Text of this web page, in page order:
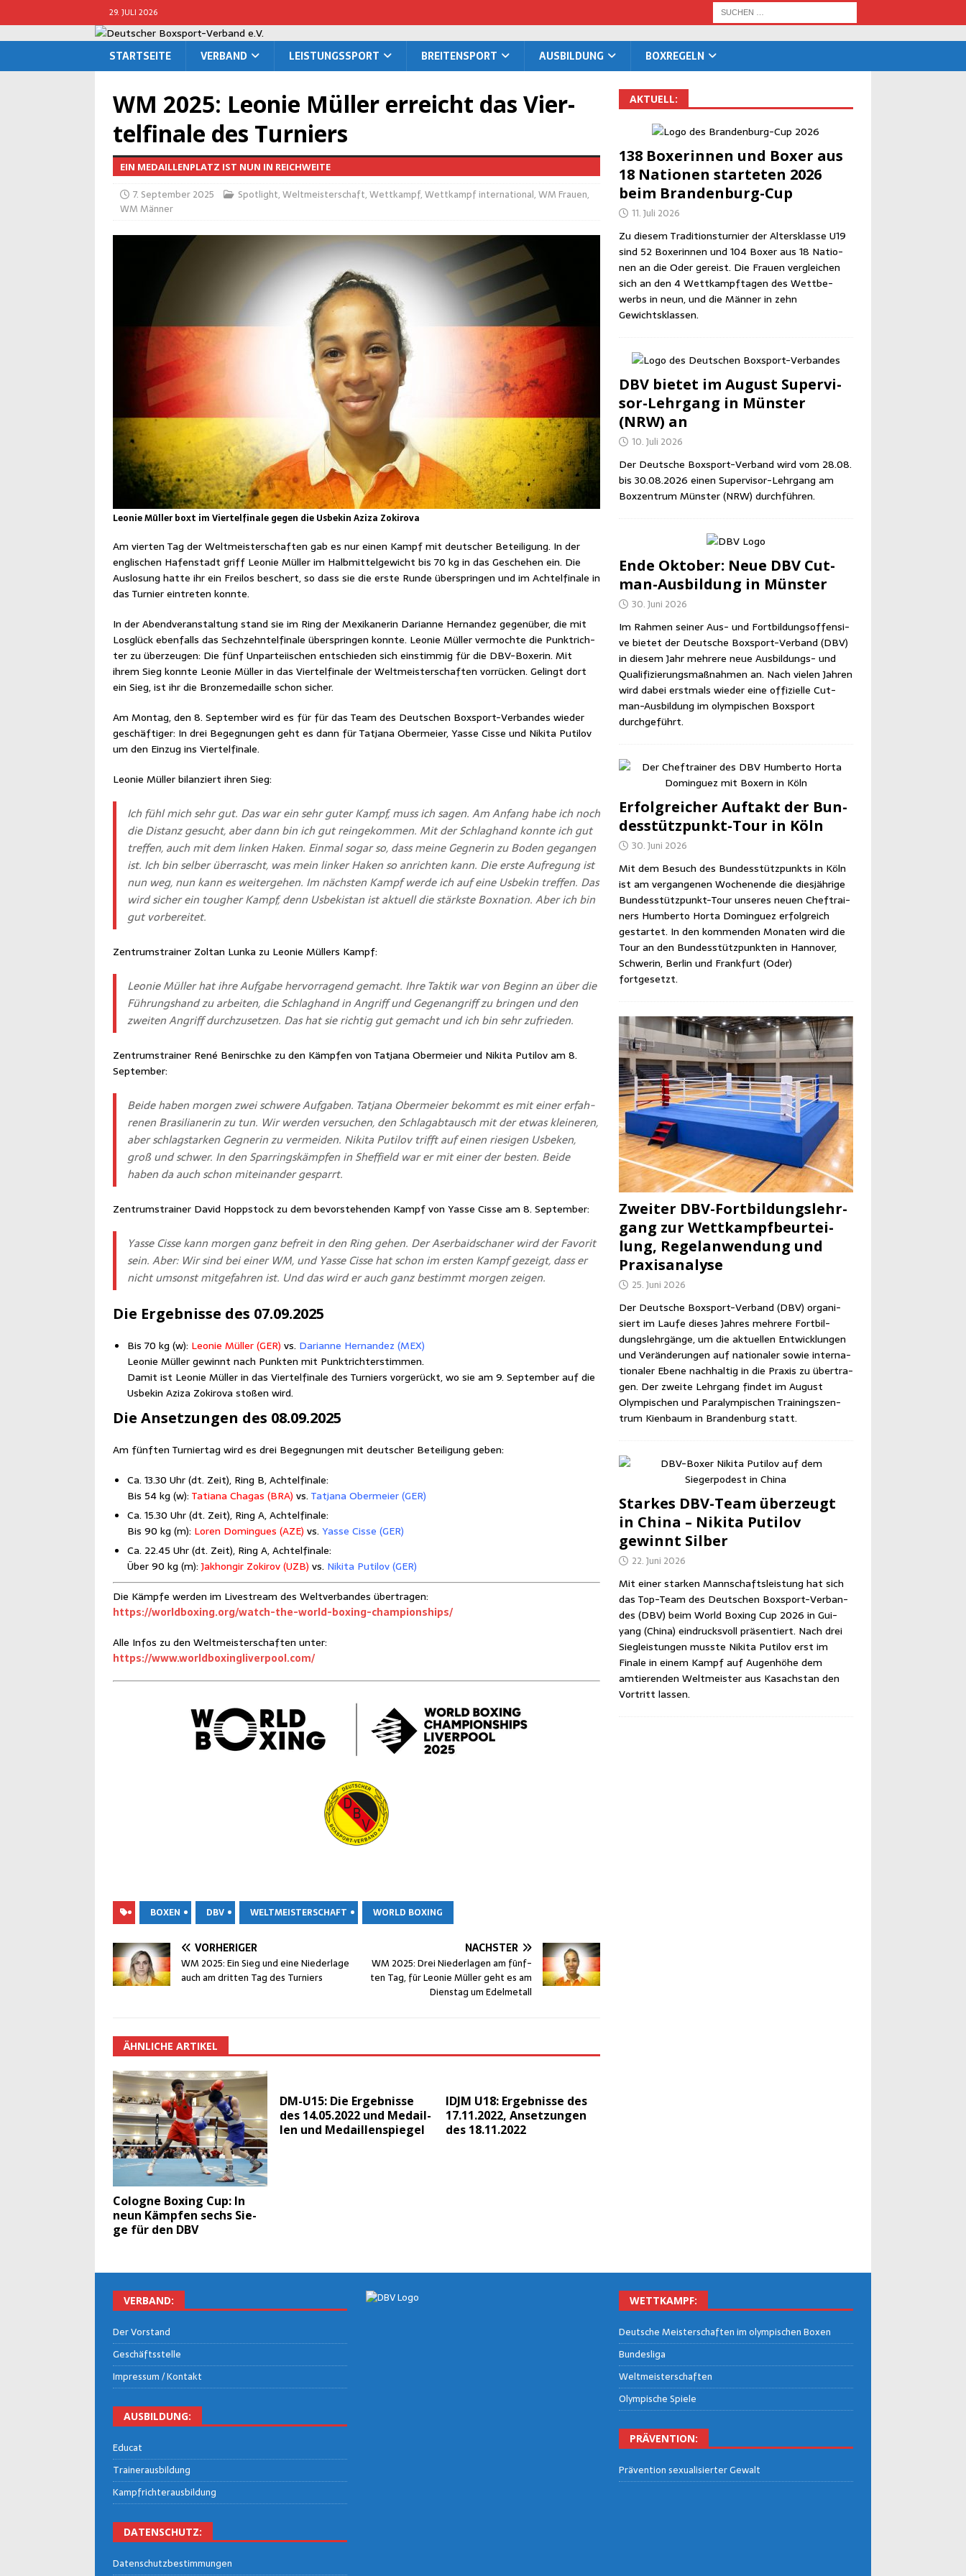
29. JULI 2026
START­SEI­TE VER­BAND LEIS­TUNGS­SPORT BREI­TEN­SPORT AUS­BIL­DUNG BOX­RE­GELN
WM 2025: Leo­nie Mül­ler erreicht das Vier­
tel­fi­na­le des Turniers
EIN MEDAILLENPLATZ IST NUN IN REICHWEITE
7. September 2025 Spotlight,Weltmeisterschaft,Wettkampf,Wettkampf international,WM Frauen,
WM Männer
Leonie Müller boxt im Viertelfinale gegen die Usbekin Aziza Zokirova
Am vier­ten Tag der Welt­meis­ter­schaf­ten gab es nur einen Kampf mit deut­scher Betei­li­gung. In der
eng­li­schen Hafen­stadt griff Leo­nie Mül­ler im Halb­mit­tel­ge­wicht bis 70 kg in das Gesche­hen ein. Die
Aus­lo­sung hat­te ihr ein Frei­los beschert, so dass sie die ers­te Run­de über­sprin­gen und im Ach­tel­fi­na­le in
das Tur­nier ein­tre­ten konnte.
In der Abend­ver­an­stal­tung stand sie im Ring der Mexi­ka­ne­rin Dari­an­ne Her­nan­dez gegen­über, die mit
Los­glück eben­falls das Sech­zehn­tel­fi­na­le über­sprin­gen konn­te. Leo­nie Mül­ler ver­moch­te die Punkt­rich­
ter zu über­zeu­gen: Die fünf Unpar­tei­ischen ent­schie­den sich ein­stim­mig für die DBV-Boxe­rin. Mit
ihrem Sieg konn­te Leo­nie Mül­ler in das Vier­tel­fi­na­le der Welt­meis­ter­schaf­ten vor­rü­cken. Gelingt dort
ein Sieg, ist ihr die Bron­ze­me­dail­le schon sicher.
Am Mon­tag, den 8. Sep­tem­ber wird es für für das Team des Deut­schen Box­sport-Ver­ban­des wie­der
geschäf­ti­ger: In drei Begeg­nun­gen geht es dann für Tat­ja­na Ober­mei­er, Yas­se Cis­se und Niki­ta Puti­l­ov
um den Ein­zug ins Viertelfinale.
Leo­nie Mül­ler bilan­ziert ihren Sieg:
Ich fühl mich sehr gut. Das war ein sehr guter Kampf, muss ich sagen. Am Anfang habe ich noch
die Distanz gesucht, aber dann bin ich gut rein­ge­kom­men. Mit der Schlag­hand konn­te ich gut
tref­fen, auch mit dem lin­ken Haken. Ein­mal sogar so, dass mei­ne Geg­ne­rin zu Boden gegan­gen
ist. Ich bin sel­ber über­rascht, was mein lin­ker Haken so anrich­ten kann. Die ers­te Auf­re­gung ist
nun weg, nun kann es wei­ter­ge­hen. Im nächs­ten Kampf wer­de ich auf eine Usbe­kin tref­fen. Das
wird sicher ein toug­her Kampf, denn Usbe­ki­stan ist aktu­ell die stärks­te Box­na­ti­on. Aber ich bin
gut vorbereitet.
Zen­trums­trai­ner Zol­tan Lun­ka zu Leo­nie Mül­lers Kampf:
Leo­nie Mül­ler hat ihre Auf­ga­be her­vor­ra­gend gemacht. Ihre Tak­tik war von Beginn an über die
Füh­rungs­hand zu arbei­ten, die Schlag­hand in Angriff und Gegen­an­griff zu brin­gen und den
zwei­ten Angriff durch­zu­set­zen. Das hat sie rich­tig gut gemacht und ich bin sehr zufrieden.
Zen­trums­trai­ner René Benirsch­ke zu den Kämp­fen von Tat­ja­na Ober­mei­er und Niki­ta Puti­l­ov am 8.
September:
Bei­de haben mor­gen zwei schwe­re Auf­ga­ben. Tat­ja­na Ober­mei­er bekommt es mit einer erfah­
re­nen Bra­si­lia­ne­rin zu tun. Wir wer­den ver­su­chen, den Schlag­ab­tausch mit der etwas klei­ne­ren,
aber schlag­star­ken Geg­ne­rin zu ver­mei­den. Niki­ta Puti­l­ov trifft auf einen rie­si­gen Usbe­ken,
groß und schwer. In den Spar­rings­kämp­fen in Shef­field war er mit einer der bes­ten. Bei­de
haben da auch schon mit­ein­an­der gesparrt.
Zen­trums­trai­ner David Hopp­stock zu dem bevor­ste­hen­den Kampf von Yas­se Cis­se am 8. September:
Yas­se Cis­se kann mor­gen ganz befreit in den Ring gehen. Der Aser­bai­dscha­ner wird der Favo­rit
sein. Aber: Wir sind bei einer WM, und Yas­se Cis­se hat schon im ers­ten Kampf gezeigt, dass er
nicht umsonst mit­ge­fah­ren ist. Und das wird er auch ganz bestimmt mor­gen zeigen.
Die Ergeb­nis­se des 07.09.2025
Bis 70 kg (w): Leo­nie Mül­ler (GER) vs. Dari­an­ne Her­nan­dez (MEX)
Leo­nie Mül­ler gewinnt nach Punk­ten mit Punktrichterstimmen.
Damit ist Leo­nie Mül­ler in das Vier­tel­fi­na­le des Tur­niers vor­ge­rückt, wo sie am 9. Sep­tem­ber auf die
Usbe­kin Azi­za Zoki­ro­va sto­ßen wird.
Die Anset­zun­gen des 08.09.2025
Am fünf­ten Tur­nier­tag wird es drei Begeg­nun­gen mit deut­scher Betei­li­gung geben:
Ca. 13.30 Uhr (dt. Zeit), Ring B, Achtelfinale:
Bis 54 kg (w): Tatia­na Cha­gas (BRA) vs. Tat­ja­na Ober­mei­er (GER)
Ca. 15.30 Uhr (dt. Zeit), Ring A, Achtelfinale:
Bis 90 kg (m): Loren Dom­in­gues (AZE) vs. Yas­se Cis­se (GER)
Ca. 22.45 Uhr (dt. Zeit), Ring A, Achtelfinale:
Über 90 kg (m):Jakhon­gir Zoki­rov (UZB) vs. Niki­ta Puti­l­ov (GER)
Die Kämp­fe wer­den im Live­stream des Welt­ver­ban­des übertragen:
https://worldboxing.org/watch-the-world-boxing-championships/
Alle Infos zu den Welt­meis­ter­schaf­ten unter:
https://www.worldboxingliverpool.com/
BOXEN DBV WELTMEISTERSCHAFT WORLD BOXING
VORHERIGER
WM 2025: Ein Sieg und eine Nie­der­la­ge
auch am drit­ten Tag des Turniers
NÄCHSTER
WM 2025: Drei Nie­der­la­gen am fünf­
ten Tag, für Leo­nie Mül­ler geht es am
Diens­tag um Edelmetall
ÄHNLICHE ARTIKEL
Colo­gne Boxing Cup: In
neun Kämp­fen sechs Sie­
ge für den DBV
DM-U15: Die Ergeb­nis­se
des 14.05.2022 und Medail­
len und Medaillenspiegel
IDJM U18: Ergeb­nis­se des
17.11.2022, Anset­zun­gen
des 18.11.2022
AKTU­ELL:
138 Boxe­rin­nen und Boxer aus
18 Natio­nen star­te­ten 2026
beim Brandenburg-Cup
11. Juli 2026
Zu die­sem Tra­di­ti­ons­tur­nier der Alters­klas­se U19
sind 52 Boxe­rin­nen und 104 Boxer aus 18 Natio­
nen an die Oder gereist. Die Frau­en ver­glei­chen
sich an den 4 Wett­kampf­ta­gen des Wett­be­
werbs in neun, und die Män­ner in zehn
Gewichtsklassen.
DBV bie­tet im August Super­vi­
sor-Lehr­gang in Müns­ter
(NRW) an
10. Juli 2026
Der Deut­sche Box­sport-Ver­band wird vom 28.08.
bis 30.08.2026 einen Super­vi­sor-Lehr­gang am
Box­zen­trum Müns­ter (NRW) durchführen.
Ende Okto­ber: Neue DBV Cut­
man-Aus­bil­dung in Münster
30. Juni 2026
Im Rah­men sei­ner Aus- und Fort­bil­dungs­of­fen­si­
ve bie­tet der Deut­sche Box­sport-Ver­band (DBV)
in die­sem Jahr meh­re­re neue Aus­bil­dungs- und
Qua­li­fi­zie­rungs­maß­nah­men an. Nach vie­len Jah­ren
wird dabei erst­mals wie­der eine offi­zi­el­le Cut­
man-Aus­bil­dung im olym­pi­schen Box­sport
durchgeführt.
Erfolg­rei­cher Auf­takt der Bun­
des­stütz­punkt-Tour in Köln
30. Juni 2026
Mit dem Besuch des Bun­des­stütz­punkts in Köln
ist am ver­gan­ge­nen Wochen­en­de die dies­jäh­ri­ge
Bun­des­stütz­punkt-Tour unse­res neu­en Chef­trai­
ners Hum­ber­to Horta Dom­in­guez erfolg­reich
gestar­tet. In den kom­men­den Mona­ten wird die
Tour an den Bun­des­stütz­punk­ten in Han­no­ver,
Schwe­rin, Ber­lin und Frank­furt (Oder)
fortgesetzt.
Zwei­ter DBV-Fort­bil­dungs­lehr­
gang zur Wett­kampf­be­ur­tei­
lung, Regel­an­wen­dung und
Praxisanalyse
25. Juni 2026
Der Deut­sche Box­sport-Ver­band (DBV) orga­ni­
siert im Lau­fe die­ses Jah­res meh­re­re Fort­bil­
dungs­lehr­gän­ge, um die aktu­el­len Ent­wick­lun­gen
und Ver­än­de­run­gen auf natio­na­ler sowie inter­na­
tio­na­ler Ebe­ne nach­hal­tig in die Pra­xis zu über­tra­
gen. Der zwei­te Lehr­gang fin­det im August
Olym­pi­schen und Para­lym­pi­schen Trai­nings­zen­
trum Kien­baum in Bran­den­burg statt.
Star­kes DBV-Team über­zeugt
in Chi­na – Niki­ta Puti­l­ov
gewinnt Silber
22. Juni 2026
Mit einer star­ken Mann­schafts­leis­tung hat sich
das Top-Team des Deut­schen Box­sport-Ver­ban­
des (DBV) beim World Boxing Cup 2026 in Gui­
yang (Chi­na) ein­drucks­voll prä­sen­tiert. Nach drei
Sieg­leis­tun­gen muss­te Niki­ta Puti­l­ov erst im
Fina­le in einem Kampf auf Augen­hö­he dem
amtie­ren­den Welt­meis­ter aus Kasach­stan den
Vor­tritt lassen.
VER­BAND:
Der Vor­stand
Geschäfts­stel­le
Impres­sum / Kontakt
AUS­BIL­DUNG:
Edu­cat
Trai­ner­aus­bil­dung
Kampf­rich­ter­aus­bil­dung
DATEN­SCHUTZ:
Daten­schutz­be­stim­mun­gen
WETT­KAMPF:
Deut­sche Meis­ter­schaf­ten im olym­pi­schen Boxen
Bun­des­li­ga
Welt­meis­ter­schaf­ten
Olym­pi­sche Spiele
PRÄ­VEN­TI­ON:
Prä­ven­ti­on sexua­li­sier­ter Gewalt